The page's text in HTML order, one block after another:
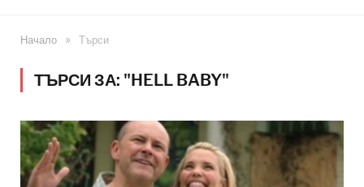
Начало » Търси
ТЪРСИ ЗА: "HELL BABY"